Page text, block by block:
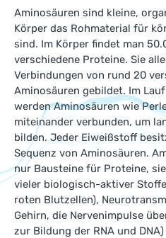
Aminosäuren sind kleine,
Körper das Rohmaterial für
sind. Im Körper findet man
verschiedene Proteine. Sie
Verbindungen von rund 20
Aminosäuren gebildet. Im
werden Aminosäuren wie
miteinander verbunden, um
bilden. Jeder Eiweißstoff
Sequenz von Aminosäuren.
nur Bausteine für Proteine,
vieler biologisch-aktiver
roten Blutzellen),
Gehirn, die Nervenimpulse
zur Bildung der RNA und